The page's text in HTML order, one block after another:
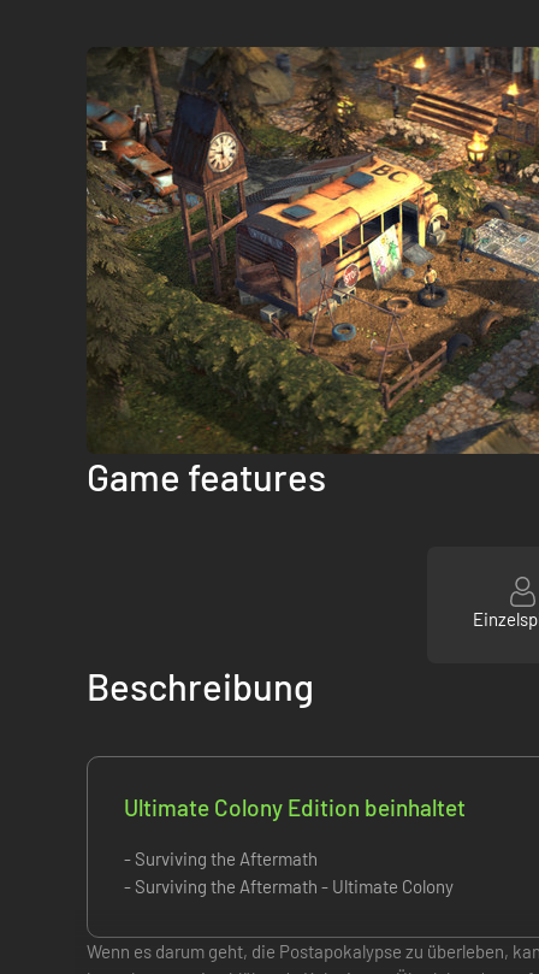
Game features
Beschreibung
Ultimate Colony Edition beinhaltet
- Surviving the Aftermath
- Surviving the Aftermath - Ultimate Colony
Wenn es darum geht, die Postapokalypse zu überleben,